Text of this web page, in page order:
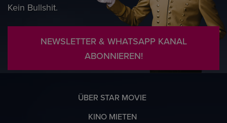
Kein Bullshit.
NEWSLETTER & WHATSAPP KANAL
ABONNIEREN!
ÜBER STAR MOVIE
KINO MIETEN